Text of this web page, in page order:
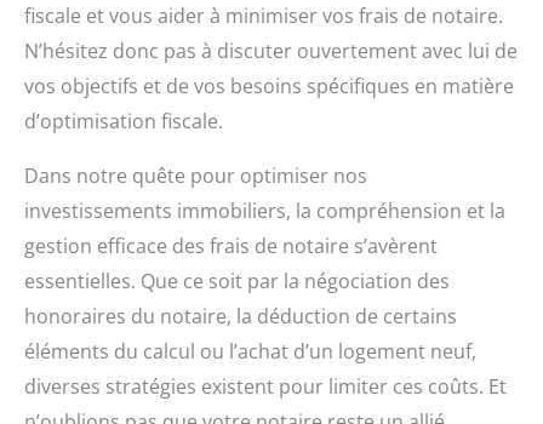
fiscale et vous aider à minimiser vos frais de notaire.
N’hésitez donc pas à discuter ouvertement avec lui de
vos objectifs et de vos besoins spécifiques en matière
d’optimisation fiscale.
Dans notre quête pour optimiser nos
investissements immobiliers, la compréhension et la
gestion efficace des frais de notaire s’avèrent
essentielles. Que ce soit par la négociation des
honoraires du notaire, la déduction de certains
éléments du calcul ou l’achat d’un logement neuf,
diverses stratégies existent pour limiter ces coûts. Et